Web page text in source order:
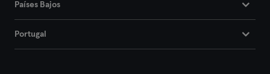
Países Bajos
Portugal